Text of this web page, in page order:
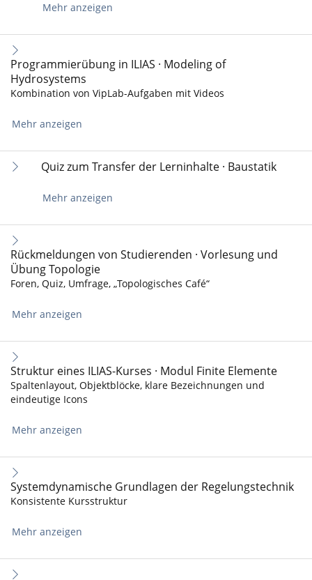
Mehr anzeigen
Programmierübung in ILIAS · Modeling of
Hydrosystems
Kombination von VipLab-Aufgaben mit Videos
Mehr anzeigen
Quiz zum Transfer der Lerninhalte · Baustatik
Mehr anzeigen
Rückmeldungen von Studierenden · Vorlesung und
Übung Topologie
Foren, Quiz, Umfrage, „Topologisches Café“
Mehr anzeigen
Struktur eines ILIAS-Kurses · Modul Finite Elemente
Spaltenlayout, Objektblöcke, klare Bezeichnungen und
eindeutige Icons
Mehr anzeigen
Systemdynamische Grundlagen der Regelungstechnik
Konsistente Kursstruktur
Mehr anzeigen